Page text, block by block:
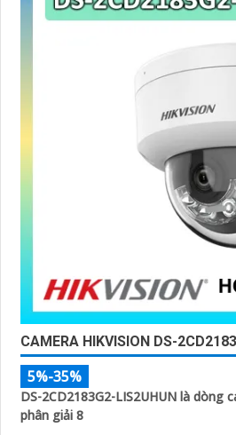
CAMERA HIKVISION DS-
5%-35%
DS-2CD2183G2-LIS2UHUN là
phân giải 8